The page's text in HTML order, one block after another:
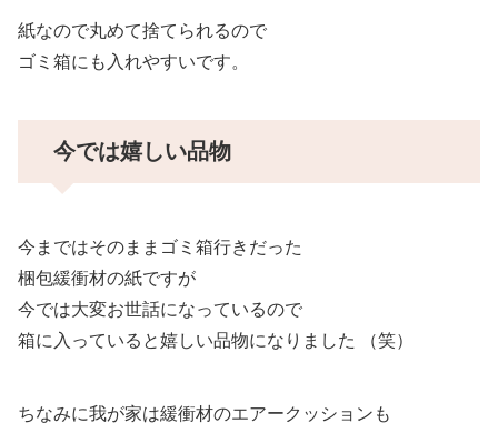
紙なので丸めて捨てられるので
ゴミ箱にも入れやすいです。
今では嬉しい品物
今まではそのままゴミ箱行きだった
梱包緩衝材の紙ですが
今では大変お世話になっているので
箱に入っていると嬉しい品物になりました （笑）
ちなみに我が家は緩衝材のエアークッションも